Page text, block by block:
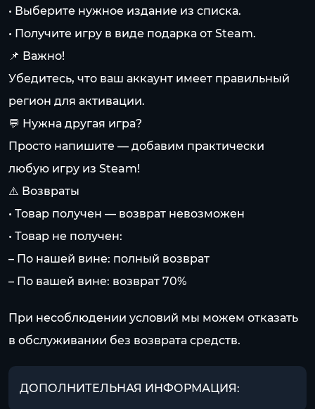
• Выберите нужное издание из списка.
• Получите игру в виде подарка от Steam.
📌 Важно!
Убедитесь, что ваш аккаунт имеет правильный
регион для активации.
💬 Нужна другая игра?
Просто напишите — добавим практически
любую игру из Steam!
⚠️ Возвраты
• Товар получен — возврат невозможен
• Товар не получен:
– По нашей вине: полный возврат
– По вашей вине: возврат 70%
При несоблюдении условий мы можем отказать
в обслуживании без возврата средств.
ДОПОЛНИТЕЛЬНАЯ ИНФОРМАЦИЯ: